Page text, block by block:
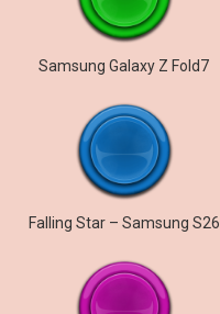
Samsung Galaxy Z Fold7
Falling Star – Samsung S26